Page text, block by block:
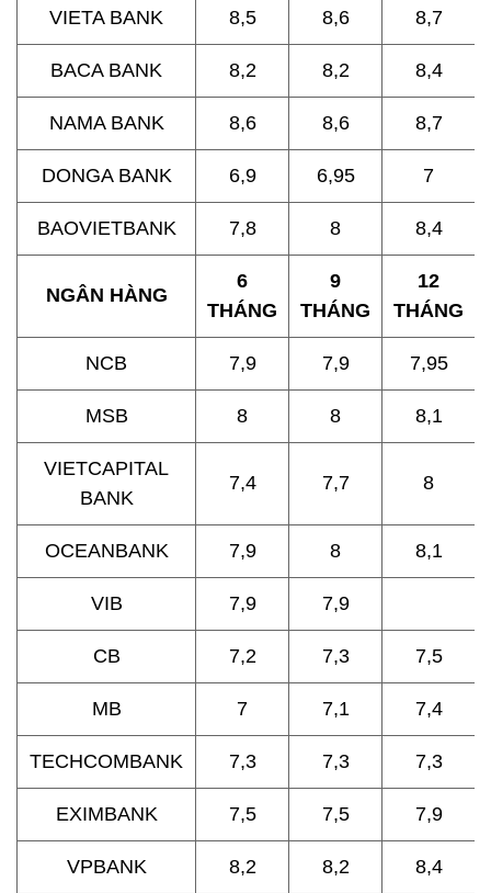
VIETA BANK 8,5 8,6 8,7
BACA BANK 8,2 8,2 8,4
NAMA BANK 8,6 8,6 8,7
DONGA BANK 6,9 6,95 7
BAOVIETBANK 7,8 8 8,4
NGÂN HÀNG
6
THÁNG
9
THÁNG
12
THÁNG
NCB 7,9 7,9 7,95
MSB 8 8 8,1
VIETCAPITAL
BANK
7,4 7,7 8
OCEANBANK 7,9 8 8,1
VIB 7,9 7,9
CB 7,2 7,3 7,5
MB 7 7,1 7,4
TECHCOMBANK 7,3 7,3 7,3
EXIMBANK 7,5 7,5 7,9
VPBANK 8,2 8,2 8,4